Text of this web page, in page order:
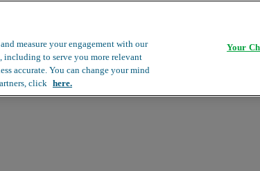
measure your engagement with our
to serve you more relevant
accurate. You can change your mind
click here.
Your